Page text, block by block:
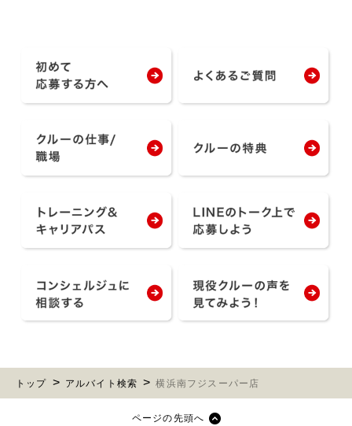
トップ アルバイト検索 横浜南フジスーパー店
ページの先頭へ